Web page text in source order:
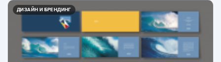
ДИЗАЙН И БРЕНДИНГ